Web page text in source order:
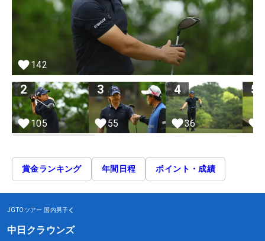
142
2
105
3
55
4
36
5
賞金ランキング 年間日程 ポイント・成績
JGTOツアー 国内男子
中日クラウンズ